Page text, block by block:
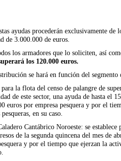
ayudas procederán exclusivamente de
de 3.000.000 de euros.
los armadores que lo soliciten, así
los 120.000 euros.
se hará en función del
la flota del censo de palangre de
de este sector, una ayuda de hasta el
euros por empresa pesquera y por el
en su caso.
Cantábrico Noroeste: se
de la segunda quincena del mes
y por el tiempo que ejerzan la